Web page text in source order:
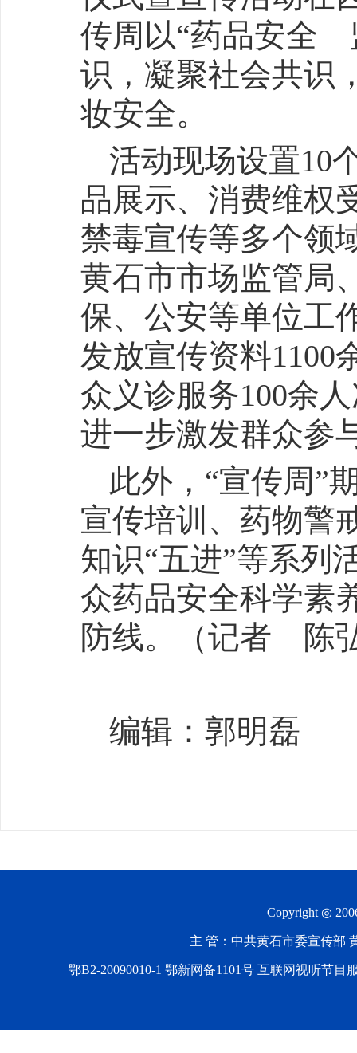
传周以“药品安全
识，凝聚社会共识
妆安全。
活动现场设置10
品展示、消费维权
禁毒宣传等多个领
黄石市市场监管局
保、公安等单位工
发放宣传资料1100
众义诊服务100余
进一步激发群众参
此外，“宣传周”
宣传培训、药物警
知识“五进”等系列
众药品安全科学素
防线。（记者
编辑：郭明磊
Copyright ◎
主 管：中共黄石市委宣传部
鄂B2-20090010-1 鄂新网备1101号 互联网视听节目